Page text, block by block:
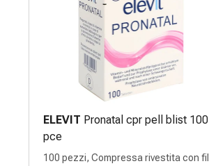
ELEVIT Pronatal cpr pell blist 100
pce
100 pezzi, Compressa rivestita con